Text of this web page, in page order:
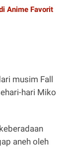
Anime Favorit
musim Fall
hari Miko
aneh oleh